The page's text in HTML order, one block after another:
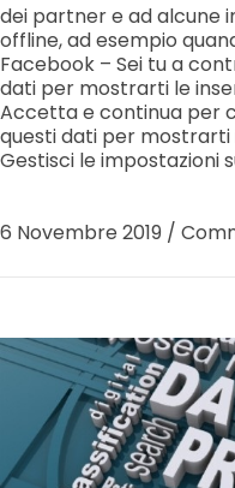
dei partner e ad alcune
offline, ad esempio
Facebook – Sei tu a
dati per mostrarti le
Accetta e continua per
questi dati per mostrarti
Gestisci le impostazioni
6 Novembre 2019 /